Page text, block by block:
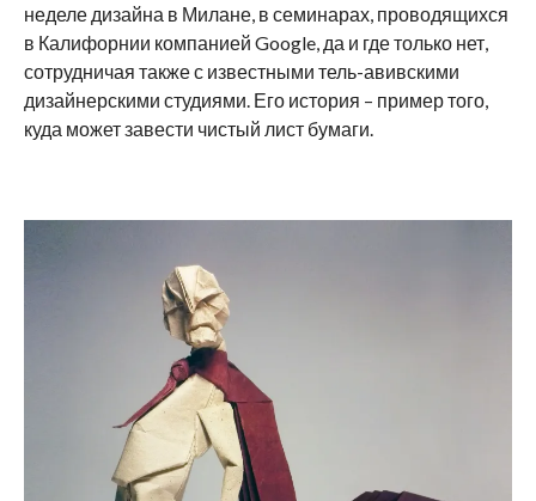
неделе дизайна в Милане, в семинарах, проводящихся
в Калифорнии компанией Google, да и где только нет,
сотрудничая также с известными тель-авивскими
дизайнерскими студиями. Его история – пример того,
куда может завести чистый лист бумаги.